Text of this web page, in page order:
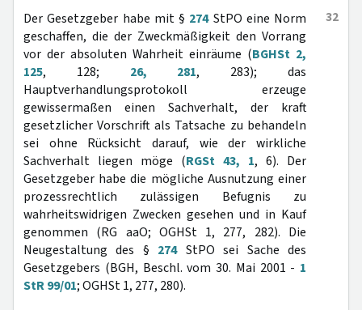
32
Der Gesetzgeber habe mit § 274StPO eine Norm
geschaffen, die der Zweckmäßigkeit den Vorrang
vor der absoluten Wahrheit einräume (BGHSt 2,
125, 128; 26, 281, 283); das
Hauptverhandlungsprotokoll erzeuge
gewissermaßen einen Sachverhalt, der kraft
gesetzlicher Vorschrift als Tatsache zu behandeln
sei ohne Rücksicht darauf, wie der wirkliche
Sachverhalt liegen möge (RGSt 43, 1, 6). Der
Gesetzgeber habe die mögliche Ausnutzung einer
prozessrechtlich zulässigen Befugnis zu
wahrheitswidrigen Zwecken gesehen und in Kauf
genommen (RG aaO; OGHSt 1, 277, 282). Die
Neugestaltung des § 274StPO sei Sache des
Gesetzgebers (BGH, Beschl. vom 30. Mai 2001 - 1
StR 99/01; OGHSt 1, 277, 280).